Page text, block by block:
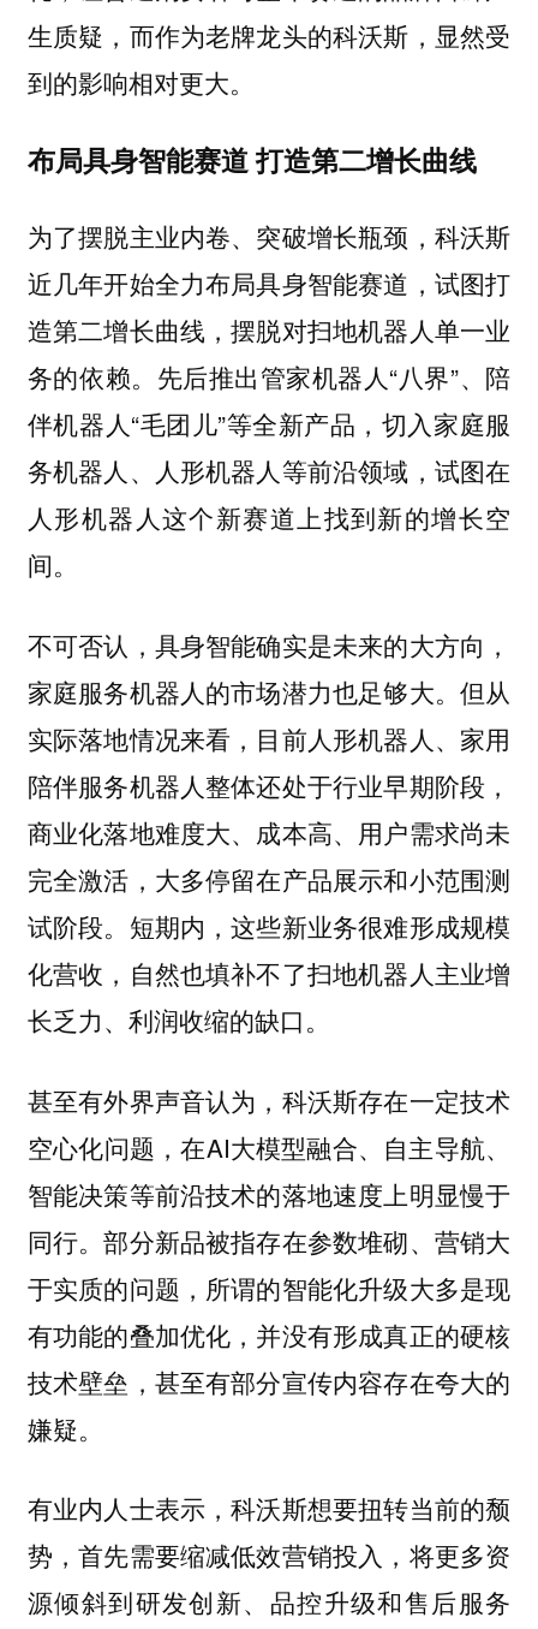
生质疑，而作为老牌龙头的科沃斯，显然受
到的影响相对更大。
布局具身智能赛道 打造第二增长曲线
为了摆脱主业内卷、突破增长瓶颈，科沃斯
近几年开始全力布局具身智能赛道，试图打
造第二增长曲线，摆脱对扫地机器人单一业
务的依赖。先后推出管家机器人“八界”、陪
伴机器人“毛团儿”等全新产品，切入家庭服
务机器人、人形机器人等前沿领域，试图在
人形机器人这个新赛道上找到新的增长空
间。
不可否认，具身智能确实是未来的大方向，
家庭服务机器人的市场潜力也足够大。但从
实际落地情况来看，目前人形机器人、家用
陪伴服务机器人整体还处于行业早期阶段，
商业化落地难度大、成本高、用户需求尚未
完全激活，大多停留在产品展示和小范围测
试阶段。短期内，这些新业务很难形成规模
化营收，自然也填补不了扫地机器人主业增
长乏力、利润收缩的缺口。
甚至有外界声音认为，科沃斯存在一定技术
空心化问题，在AI大模型融合、自主导航、
智能决策等前沿技术的落地速度上明显慢于
同行。部分新品被指存在参数堆砌、营销大
于实质的问题，所谓的智能化升级大多是现
有功能的叠加优化，并没有形成真正的硬核
技术壁垒，甚至有部分宣传内容存在夸大的
嫌疑。
有业内人士表示，科沃斯想要扭转当前的颓
势，首先需要缩减低效营销投入，将更多资
源倾斜到研发创新、品控升级和售后服务